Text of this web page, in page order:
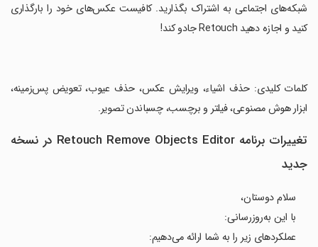
شبکه‌های اجتماعی به اشتراک بگذارید. کافیست عکس‌های خود را بارگذاری
کنید و اجازه دهید Retouch جادو کند!
‏کلمات کلیدی: حذف اشیاء، ویرایش عکس، حذف عیوب، تعویض پس‌زمینه،
ابزار هوش مصنوعی، فیلتر و برچسب، چسباندن تصویر.
تغییرات برنامه Retouch Remove Objects Editor در نسخه
جدید
سلام دوستان،
با این به‌روزرسانی:
عملکردهای زیر را به شما ارائه می‌دهیم: